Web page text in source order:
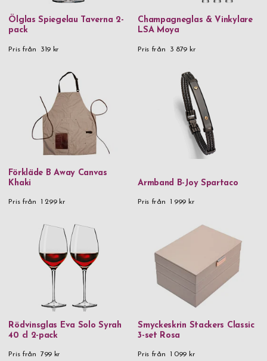
Ölglas Spiegelau Taverna 2-
pack
Pris från 319 kr
Champagneglas & Vinkylare
LSA Moya
Pris från 3 879 kr
Förkläde B Away Canvas
Khaki
Pris från 1 299 kr
Armband B-Joy Spartaco
Pris från 1 999 kr
Rödvinsglas Eva Solo Syrah
40 cl 2-pack
Pris från 799 kr
Smyckeskrin Stackers Classic
3-set Rosa
Pris från 1 099 kr